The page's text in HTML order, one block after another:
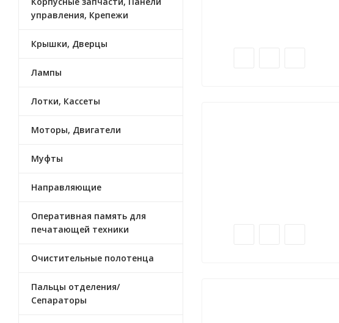
управления, Крепежи
Крышки, Дверцы
Лампы
Лотки, Кассеты
Моторы, Двигатели
Муфты
Направляющие
Оперативная память для
печатающей техники
Очистительные полотенца
Пальцы отделения/
Сепараторы